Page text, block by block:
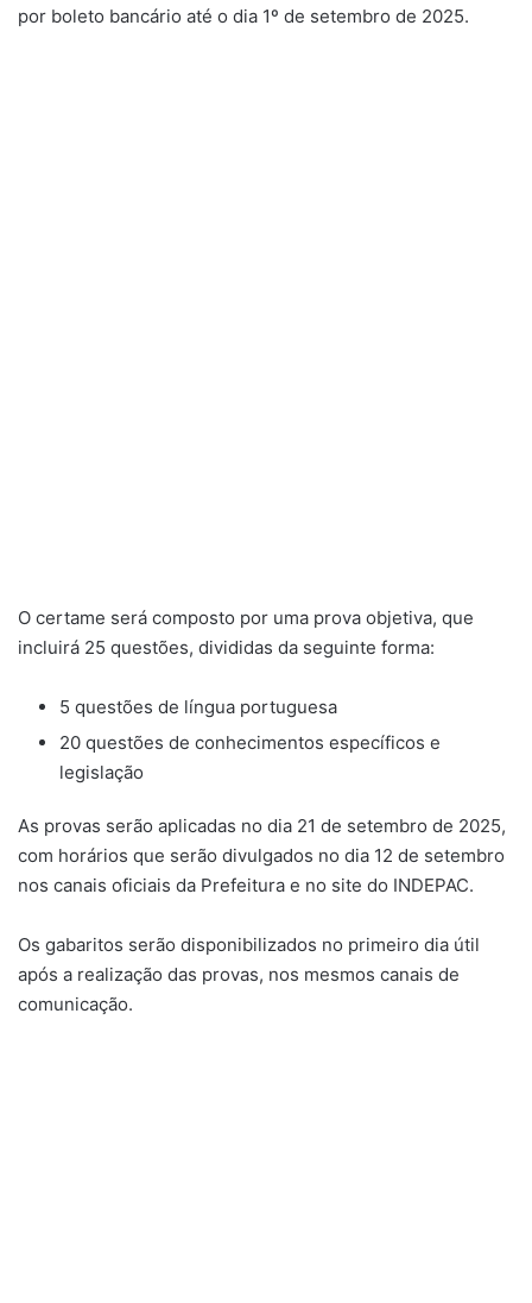
por boleto bancário até o dia 1º de setembro de 2025.
O certame será composto por uma prova objetiva, que
incluirá 25 questões, divididas da seguinte forma:
5 questões de língua portuguesa
20 questões de conhecimentos específicos e
legislação
As provas serão aplicadas no dia 21 de setembro de 2025,
com horários que serão divulgados no dia 12 de setembro
nos canais oficiais da Prefeitura e no site do INDEPAC.
Os gabaritos serão disponibilizados no primeiro dia útil
após a realização das provas, nos mesmos canais de
comunicação.